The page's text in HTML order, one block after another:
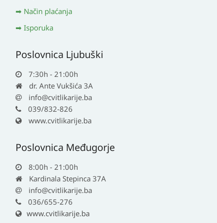
Način plaćanja
Isporuka
Poslovnica Ljubuški
7:30h - 21:00h
dr. Ante Vukšića 3A
info@cvitlikarije.ba
039/832-826
www.cvitlikarije.ba
Poslovnica Međugorje
8:00h - 21:00h
Kardinala Stepinca 37A
info@cvitlikarije.ba
036/655-276
www.cvitlikarije.ba